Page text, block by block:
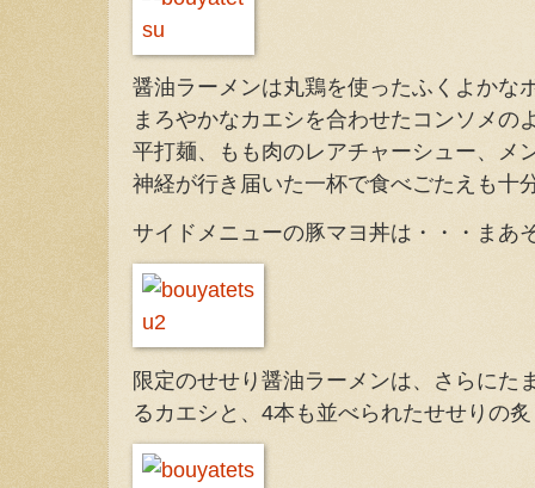
醤油ラーメンは丸鶏を使ったふくよかな
まろやかなカエシを合わせたコンソメの
平打麺、もも肉のレアチャーシュー、メ
神経が行き届いた一杯で食べごたえも十
サイドメニューの豚マヨ丼は・・・まあ
限定のせせり醤油ラーメンは、さらにた
るカエシと、4本も並べられたせせりの